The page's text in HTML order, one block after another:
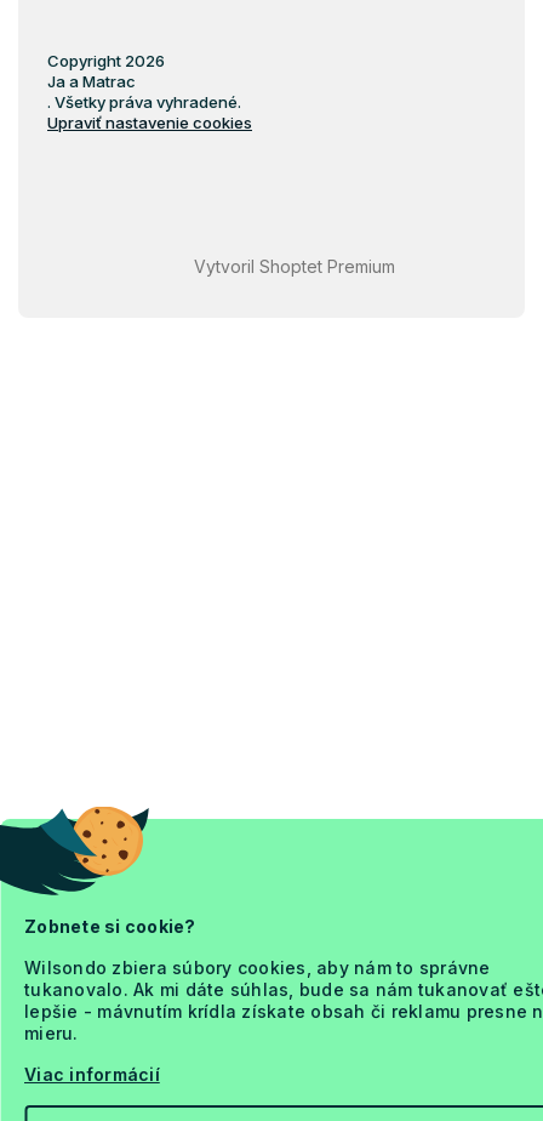
Zobnete si cookie?
Wilsondo zbiera súbory cookies, aby nám to správne
tukanovalo. Ak mi dáte súhlas, bude sa nám tukanovať
lepšie - mávnutím krídla získate obsah či reklamu presne
mieru.
Viac informácií
Vytvoril Shoptet Premium
Copyright 2026
Ja a Matrac
. Všetky práva vyhradené.
Upraviť nastavenie cookies